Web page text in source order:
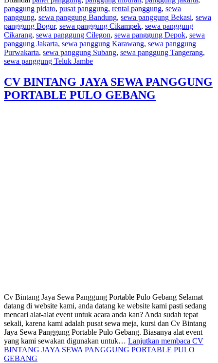
panggung pidato, pusat panggung, rental panggung, sewa
panggung, sewa panggung Bandung, sewa panggung Bekasi, sewa
panggung Bogor, sewa panggung Cikampek, sewa panggung
Cikarang, sewa panggung Cilegon, sewa panggung Depok, sewa
panggung Jakarta, sewa panggung Karawang, sewa panggung
Purwakarta, sewa panggung Subang, sewa panggung Tangerang,
sewa panggung Teluk Jambe
CV BINTANG JAYA SEWA PANGGUNG
PORTABLE PULO GEBANG
Cv Bintang Jaya Sewa Panggung Portable Pulo Gebang Selamat
datang di website kami, anda datang ke website kami pasti sedang
mencari alat-alat event untuk acara anda kan? Anda sudah tepat
sekali, karena kami adalah pusat sewa meja, kursi dan Cv Bintang
Jaya Sewa Panggung Portable Pulo Gebang. Biasanya alat event
yang kami sewakan digunakan untuk… Lanjutkan membaca CV
BINTANG JAYA SEWA PANGGUNG PORTABLE PULO
GEBANG